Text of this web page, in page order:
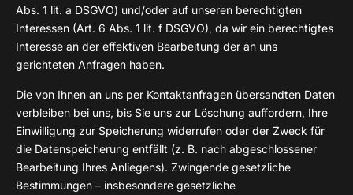
Abs. 1 lit. a DSGVO) und/oder auf unseren berechtigten
Interessen (Art. 6 Abs. 1 lit. f DSGVO), da wir ein berechtigtes
Interesse an der effektiven Bearbeitung der an uns
gerichteten Anfragen haben.
Die von Ihnen an uns per Kontaktanfragen übersandten Daten
verbleiben bei uns, bis Sie uns zur Löschung auffordern, Ihre
Einwilligung zur Speicherung widerrufen oder der Zweck für
die Datenspeicherung entfällt (z. B. nach abgeschlossener
Bearbeitung Ihres Anliegens). Zwingende gesetzliche
Bestimmungen – insbesondere gesetzliche